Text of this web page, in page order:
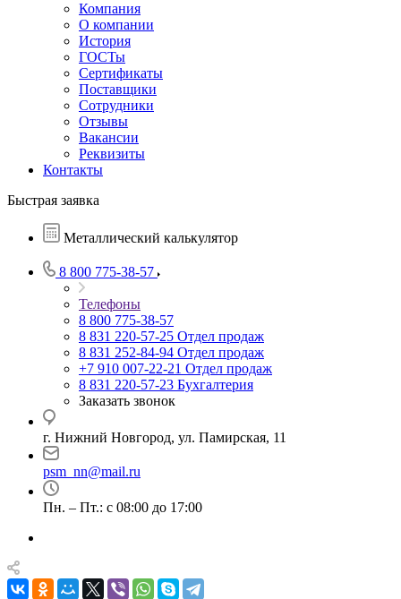
Компания
О компании
История
ГОСТы
Сертификаты
Поставщики
Сотрудники
Отзывы
Вакансии
Реквизиты
Контакты
Быстрая заявка
Металлический калькулятор
8 800 775-38-57
Телефоны
8 800 775-38-57
8 831 220-57-25 Отдел продаж
8 831 252-84-94 Отдел продаж
+7 910 007-22-21 Отдел продаж
8 831 220-57-23 Бухгалтерия
Заказать звонок
г. Нижний Новгород, ул. Памирская, 11
psm_nn@mail.ru
Пн. – Пт.: с 08:00 до 17:00